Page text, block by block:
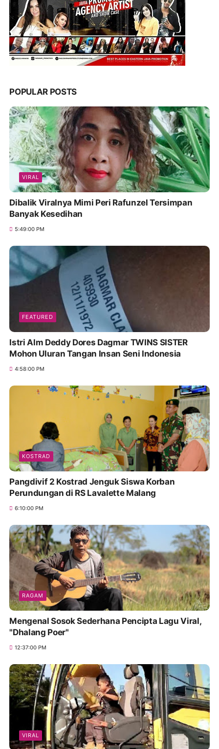
POPULAR POSTS
VIRAL
Dibalik Viralnya Mimi Peri Rafunzel Tersimpan
Banyak Kesedihan
5:49:00 PM
FEATURED
Istri Alm Deddy Dores Dagmar TWINS SISTER
Mohon Uluran Tangan Insan Seni Indonesia
4:58:00 PM
KOSTRAD
Pangdivif 2 Kostrad Jenguk Siswa Korban
Perundungan di RS Lavalette Malang
6:10:00 PM
RAGAM
Mengenal Sosok Sederhana Pencipta Lagu Viral,
"Dhalang Poer"
12:37:00 PM
VIRAL